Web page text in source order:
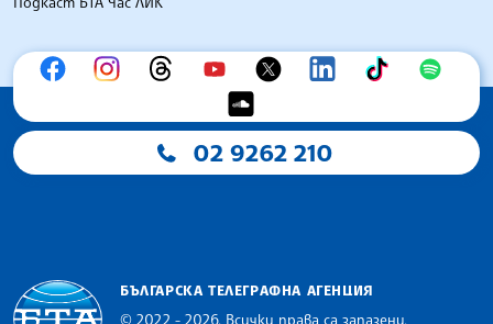
02 9262 210
БЪЛГАРСКА ТЕЛЕГРАФНА АГЕНЦИЯ
© 2022 - 2026, Всички права са запазени.